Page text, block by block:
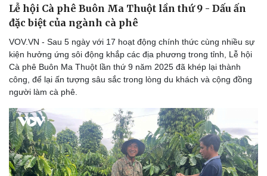
Sân khấu - Điện ảnh
Văn học
Âm nhạc
Di sản
Nghệ sĩ
Lễ hội Cà phê Buôn Ma Thuột lần thứ 9 - Dấu ấn
đặc biệt của ngành cà phê
VOV.VN - Sau 5 ngày với 17 hoạt động chính thức cùng nhiều sự
kiện hưởng ứng sôi động khắp các địa phương trong tỉnh, Lễ hội
Cà phê Buôn Ma Thuột lần thứ 9 năm 2025 đã khép lại thành
công, để lại ấn tượng sâu sắc trong lòng du khách và cộng đồng
người làm cà phê.